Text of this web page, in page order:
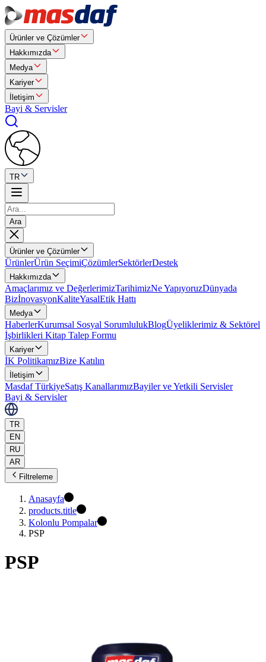
Ürünler ve Çözümler
Hakkımızda
Medya
Kariyer
İletişim
Bayi & Servisler
TR
Ara
Ürünler ve Çözümler
ÜrünlerÜrün SeçimiÇözümlerSektörlerDestek
Hakkımızda
Amaçlarımız ve DeğerlerimizTarihimizNe YapıyoruzDünyada
BizİnovasyonKaliteYasalEtik Hattı
Medya
HaberlerKurumsal Sosyal SorumlulukBlogÜyeliklerimiz & Sektörel
İşbirlikleri Kitap Talep Formu
Kariyer
İK PolitikamızBize Katılın
İletişim
Masdaf TürkiyeSatış KanallarımızBayiler ve Yetkili Servisler
Bayi & Servisler
TR
EN
RU
AR
Filtreleme
Anasayfa
products.title
Kolonlu Pompalar
PSP
PSP